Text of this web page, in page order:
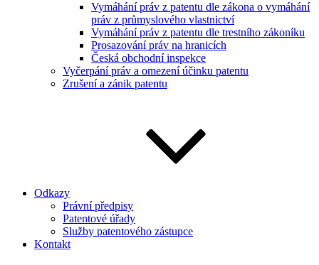
Vymáhání práv z patentu dle zákona o vymáhání
práv z průmyslového vlastnictví
Vymáhání práv z patentu dle trestního zákoníku
Prosazování práv na hranicích
Česká obchodní inspekce
Vyčerpání práv a omezení účinku patentu
Zrušení a zánik patentu
Odkazy
Právní předpisy
Patentové úřady
Služby patentového zástupce
Kontakt